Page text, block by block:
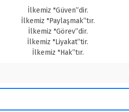
İlkemiz "Güven”dir.
İlkemiz "Paylaşmak”tır.
İlkemiz "Görev”dir.
İlkemiz "Liyakat”tir.
İlkemiz "Hak”tır.